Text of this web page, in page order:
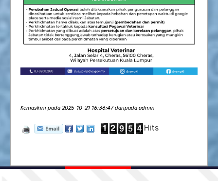
Kemaskini pada 2025-10-21 16:36:47 daripada admin
Hits